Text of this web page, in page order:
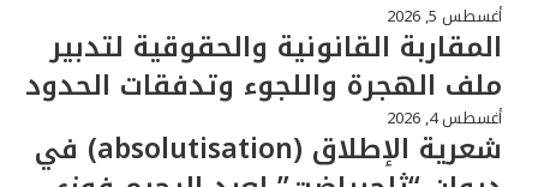
أغسطس 5, 2026
المقاربة القانونية والحقوقية لتدبير
ملف الهجرة واللجوء وتدفقات الحدود
أغسطس 4, 2026
شعرية الإطلاق (absolutisation) في